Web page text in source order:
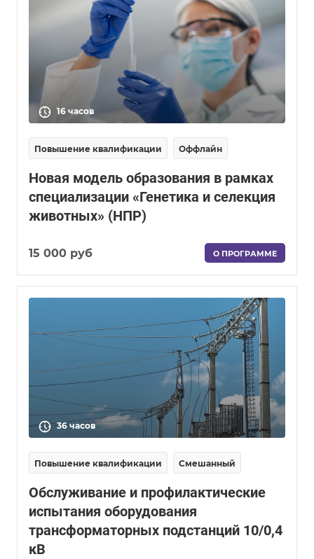
16 часов
Повышение квалификации Оффлайн
Новая модель образования в рамках
специализации «Генетика и селекция
животных» (НПР)
15 000 руб О ПРОГРАММЕ
36 часов
Повышение квалификации Смешанный
Обслуживание и профилактические
испытания оборудования
трансформаторных подстанций 10/0,4
кВ